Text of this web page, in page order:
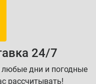
24/7
дни и погодные
рассчитывать!